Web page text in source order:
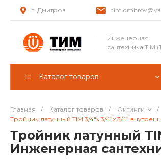
г. Дмитров
Инженерная
сантехника TIM
Каталог товаров
Главная / Каталог товаров / Фитинги /
Тройник латунный TIM 3/4"x 3/4"x 3/4"
Тройник латунный
Инженерная